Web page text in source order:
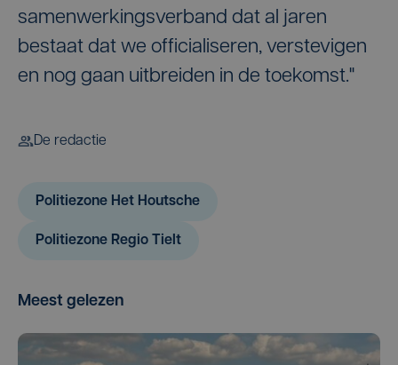
samenwerkingsverband dat al jaren
bestaat dat we officialiseren, verstevigen
en nog gaan uitbreiden in de toekomst."
De redactie
Politiezone Het Houtsche
Politiezone Regio Tielt
Meest gelezen